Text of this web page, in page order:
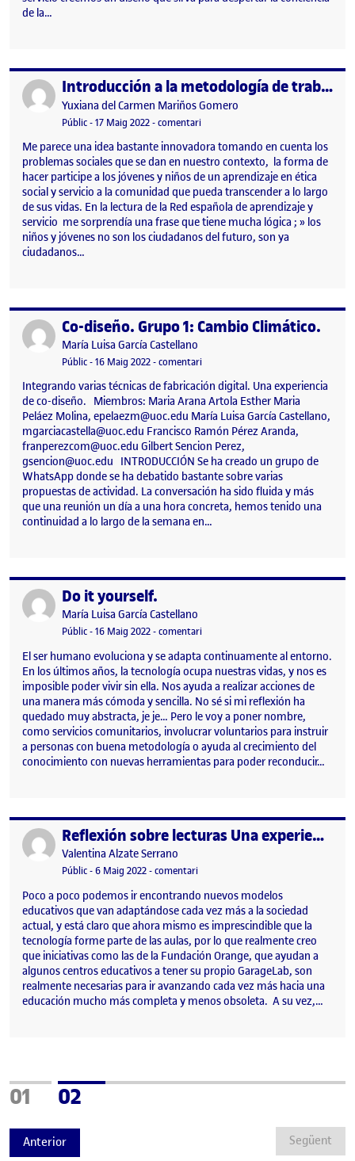
de la…
Publicat per Introducción a la metodología de trabajo y al contexto
Publicat per
Yuxiana del Carmen Mariños Gomero
Visibilitat:
Públic-Data de publicació
17 Maig 202224 gener, 2023 1:55 am
-comentariel Introducción a la metodología
Me parece una idea bastante innovadora tomando en cuenta los
problemas sociales que se dan en nuestro contexto, la forma de
hacer participe a los jóvenes y niños de un aprendizaje en ética
social y servicio a la comunidad que pueda transcender a lo largo
de sus vidas. En la lectura de la Red española de aprendizaje y
servicio me sorprendía una frase que tiene mucha lógica ; » los
niños y jóvenes no son los ciudadanos del futuro, son ya
ciudadanos…
Publicat perCo-diseño. Grupo 1: Cambio Climático.
Publicat per
María Luisa García Castellano
Visibilitat:
Públic-Data de publicació
16 Maig 202216 maig, 2022 9:58 pm
-comentariel Co-diseño. Grupo 1: Cambio
Integrando varias técnicas de fabricación digital. Una experiencia
de co-diseño. Miembros: Maria Arana Artola Esther Maria
Peláez Molina, epelaezm@uoc.edu María Luisa García Castellano,
mgarciacastella@uoc.edu Francisco Ramón Pérez Aranda,
franperezcom@uoc.edu Gilbert Sencion Perez,
gsencion@uoc.edu INTRODUCCIÓN Se ha creado un grupo de
WhatsApp donde se ha debatido bastante sobre varias
propuestas de actividad. La conversación ha sido fluida y más
que una reunión un día a una hora concreta, hemos tenido una
continuidad a lo largo de la semana en…
Publicat perDo it yourself.
Publicat per
María Luisa García Castellano
Visibilitat:
Públic-Data de publicació
16 Maig 202216 maig, 2022 9:46 pm
-comentariel Do it yourself.
El ser humano evoluciona y se adapta continuamente al entorno.
En los últimos años, la tecnología ocupa nuestras vidas, y nos es
imposible poder vivir sin ella. Nos ayuda a realizar acciones de
una manera más cómoda y sencilla. No sé si mi reflexión ha
quedado muy abstracta, je je… Pero le voy a poner nombre,
como servicios comunitarios, involucrar voluntarios para instruir
a personas con buena metodología o ayuda al crecimiento del
conocimiento con nuevas herramientas para poder reconducir…
Publicat per Reflexión sobre lecturas Una experiencia de co-diseño
Publicat per
Valentina Alzate Serrano
Visibilitat:
Públic-Data de publicació
6 Maig 2022-comentariel Reflexión sobre lecturas Una
Poco a poco podemos ir encontrando nuevos modelos
educativos que van adaptándose cada vez más a la sociedad
actual, y está claro que ahora mismo es imprescindible que la
tecnología forme parte de las aulas, por lo que realmente creo
que iniciativas como las de la Fundación Orange, que ayudan a
algunos centros educativos a tener su propio GarageLab, son
realmente necesarias para ir avanzando cada vez más hacia una
educación mucho más completa y menos obsoleta. A su vez,…
Anterior
Pàgina
01 Pàgina
02
Següent